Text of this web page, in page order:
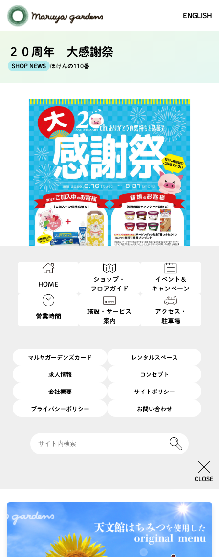
ENGLISH
HOME
ショップ・
フロアガイド
イベント＆
キャンペーン
営業時間
施設・サービス
案内
アクセス・
駐車場
マルヤガーデンズカード レンタルスペース
求人情報 コンセプト
会社概要 サイトポリシー
プライバシーポリシー お問い合わせ
CLOSE
２０周年 大感謝祭
ほけんの110番
8/31(月)
【ご新規のお客様】保険相談＋アンケート回答で、「ハーゲンダ
ッツ無料引換券」プレゼント♪
セット＋ほっとんくんマグネット」プレゼント♪
【全員】さらに抽選で、ご加入中の保険証券をご持参の方に、松